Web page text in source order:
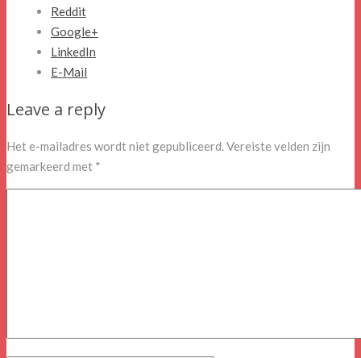
Reddit
Google+
LinkedIn
E-Mail
Leave a reply
Het e-mailadres wordt niet gepubliceerd.Vereiste velden zijn
gemarkeerd met *